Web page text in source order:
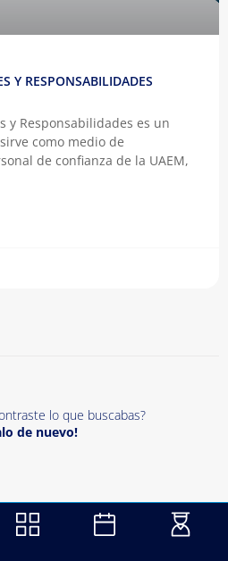
Y RESPONSABILIDADES
y Responsabilidades es un
como medio de
de confianza de la UAEM,
lo que buscabas?​
de nuevo!​